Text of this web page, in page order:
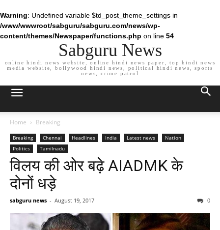
Warning: Undefined variable $td_post_theme_settings in
/www/wwwroot/sabguru/sabguru.com/news/wp-
content/themes/Newspaper/functions.php on line 54
Sabguru News
online hindi news website, online hindi news paper, top hindi news
media website, bollywood hindi news, political hindi news, sports
news, crime patrol
Home Breaking
Breaking Chennai Headlines India Latest news
Nation
Politics
Tamilnadu
विलय की ओर बढ़े AIADMK के
दोनों धड़े
sabguru news - August 19, 2017 0